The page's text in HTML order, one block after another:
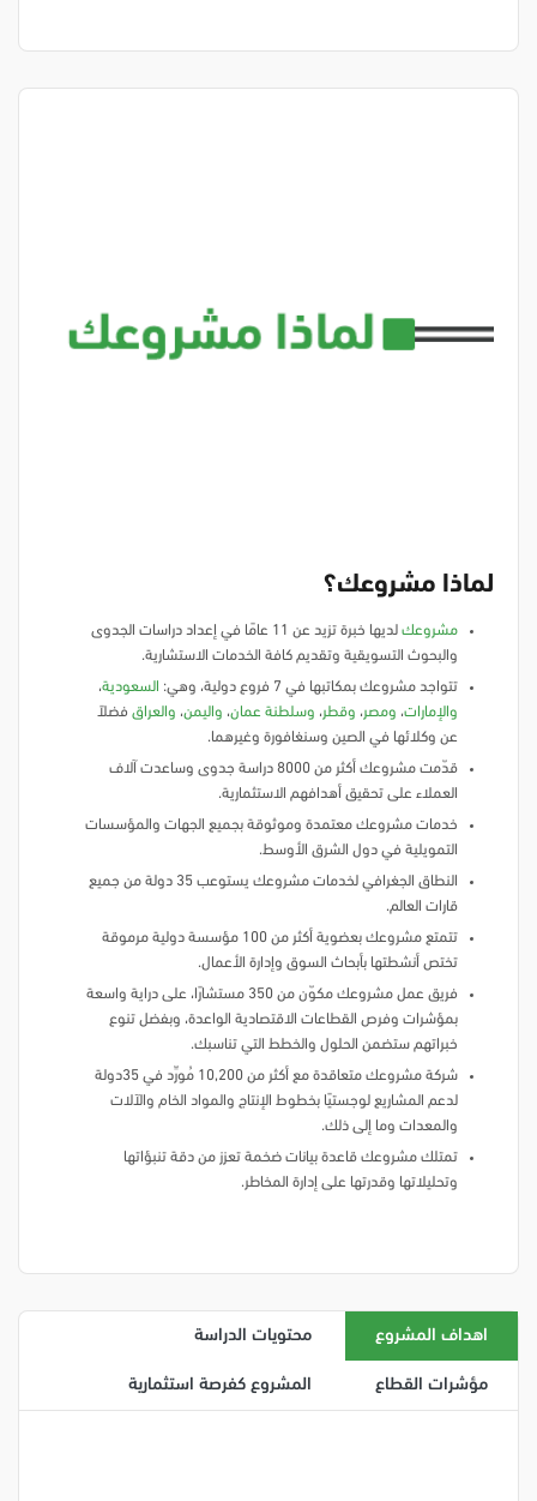
لماذا مشروعك؟
مشروعك
لديها خبرة تزيد عن 11 عامًا في إعداد دراسات الجدوى
والبحوث التسويقية وتقديم كافة الخدمات الاستشارية.
تتواجد مشروعك بمكاتبها في 7 فروع دولية، وهي:
السعودية،
والإمارات، ومصر، وقطر، وسلطنة عمان، واليمن، والعراق فضلاً
عن وكلائها في الصين وسنغافورة وغيرهما.
قدّمت مشروعك أكثر من 8000 دراسة جدوى وساعدت آلاف
العملاء على تحقيق أهدافهم الاستثمارية.
خدمات مشروعك معتمدة وموثوقة بجميع الجهات والمؤسسات
التمويلية في دول الشرق الأوسط.
النطاق الجغرافي لخدمات مشروعك يستوعب 35 دولة من جميع
قارات العالم.
تتمتع مشروعك بعضوية أكثر من 100 مؤسسة دولية مرموقة
تختص أنشطتها بأبحاث السوق وإدارة الأعمال.
فريق عمل مشروعك مكوّن من 350 مستشارًا، على دراية واسعة
بمؤشرات وفرص القطاعات الاقتصادية الواعدة، وبفضل تنوع
خبراتهم ستضمن الحلول والخطط التي تناسبك.
شركة مشروعك متعاقدة مع أكثر من 10,200 مُورِّد في 35دولة
لدعم المشاريع لوجستيًا بخطوط الإنتاج والمواد الخام والآلات
والمعدات وما إلى ذلك.
تمتلك مشروعك قاعدة بيانات ضخمة تعزز من دقة تنبؤاتها
وتحليلاتها وقدرتها على إدارة المخاطر.
اهداف المشروع محتويات الدراسة
مؤشرات القطاع المشروع كفرصة استثمارية